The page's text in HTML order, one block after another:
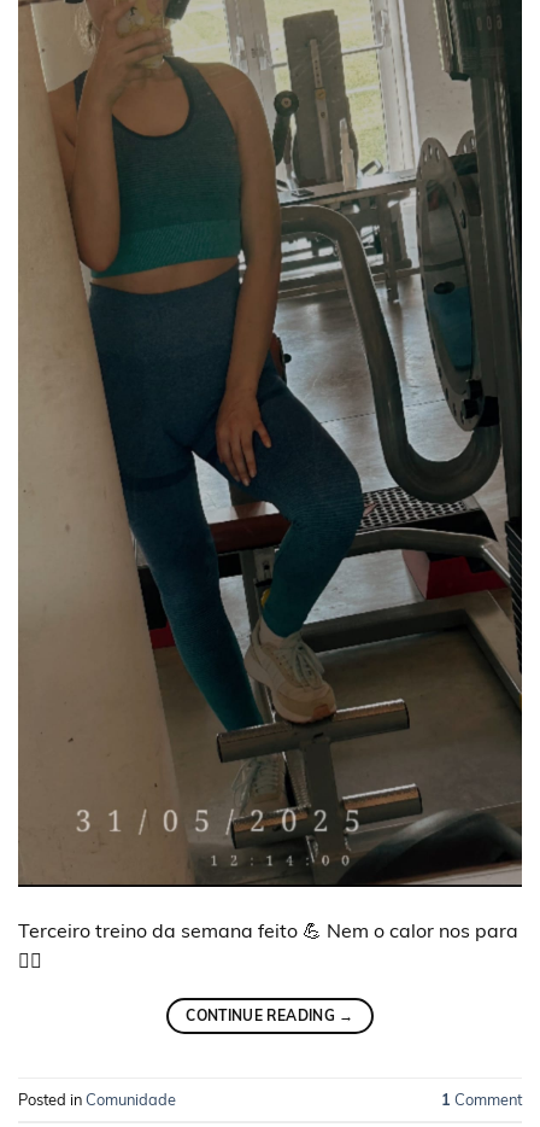
Terceiro treino da semana feito 💪 Nem o calor nos para
🏋️‍♀️
CONTINUE READING →
Posted inComunidade 1 Comment